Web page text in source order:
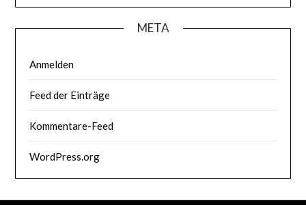
META
Anmelden
Feed der Einträge
Kommentare-Feed
WordPress.org